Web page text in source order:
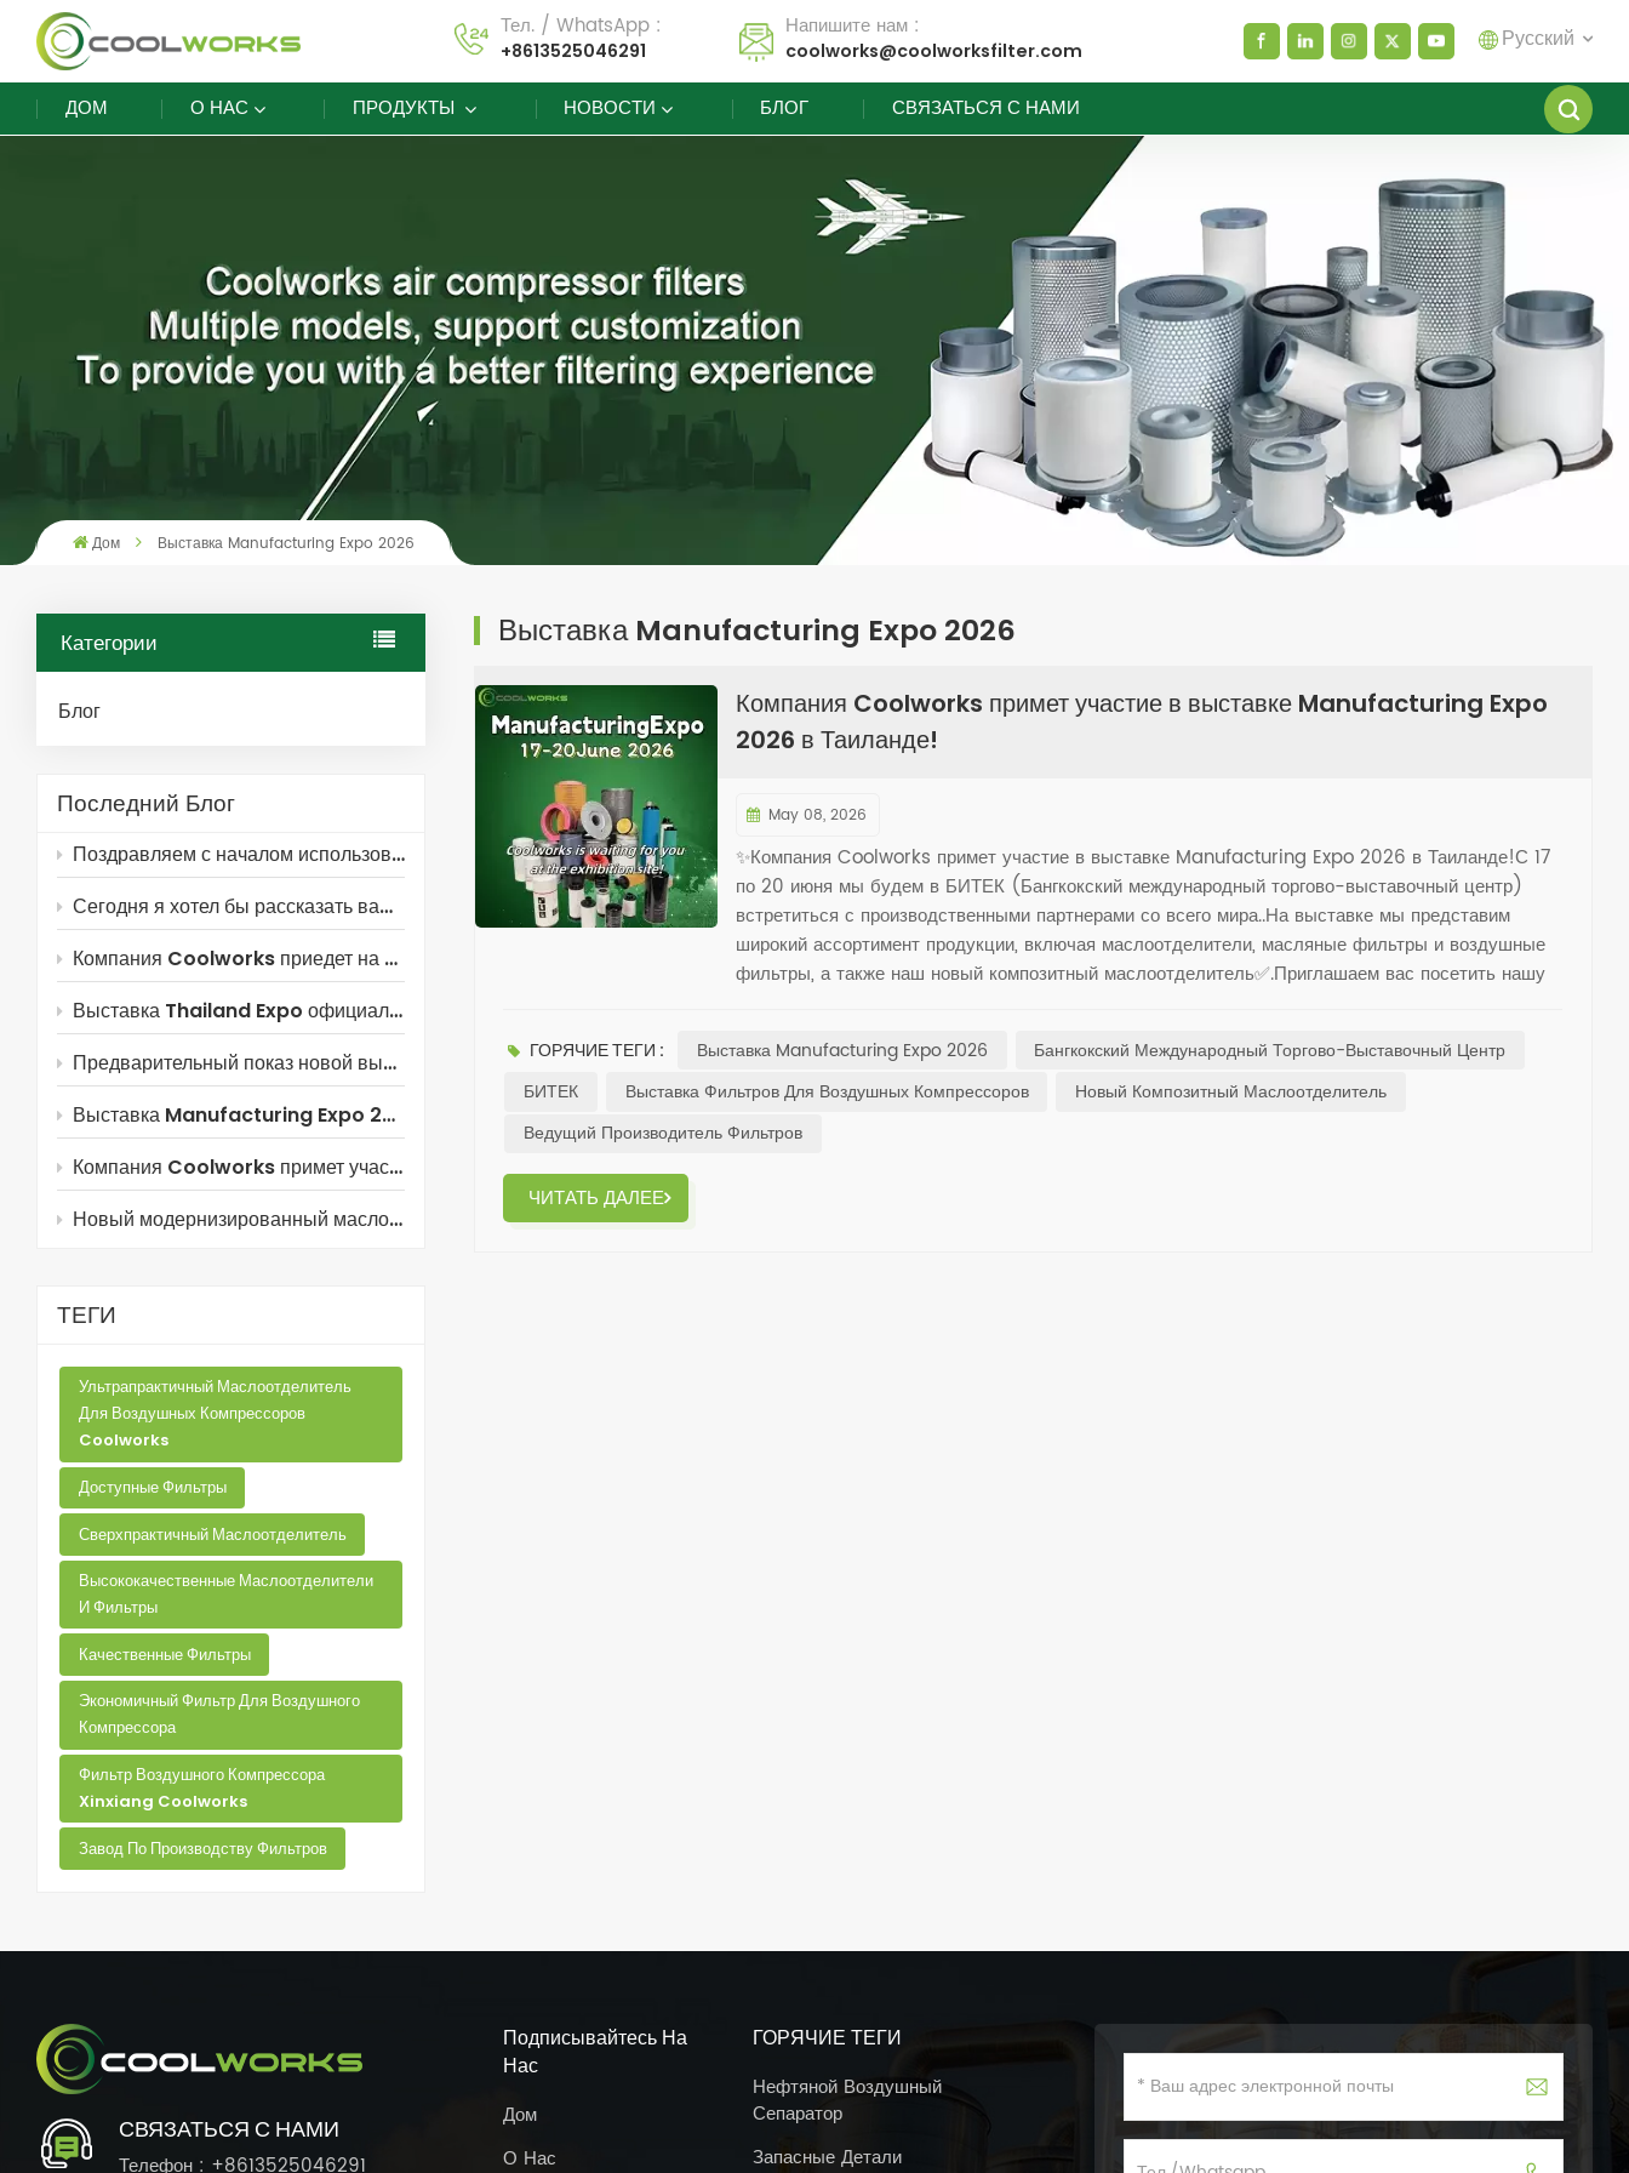
Тел. / WhatsApp :
+8613525046291
Напишите нам :
coolworks@coolworksfilter.com Русский
español
العربية
русский
Melayu
ДОМ О НАС ПРОДУКТЫ НОВОСТИ БЛОГ СВЯЗАТЬСЯ С НАМИ
Дом Выставка Manufacturing Expo 2026
Категории
Блог
Последний Блог
Поздравляем с началом использования средств Coolworks!
Сегодня я хотел бы рассказать вам о фильтре для воздушного компрессора Xinxiang Coolworks ~
Компания Coolworks приедет на Российскую промышленную выставку!
Выставка Thailand Expo официально открыта! Компания Coolworks ждёт вас!
Предварительный показ новой выставки Coolworks — Россия!
Выставка Manufacturing Expo 2026 в Таиланде вот-вот начнётся!
Компания Coolworks примет участие в выставке Manufacturing Expo 2026 в Таиланде!
Новый модернизированный маслоотделитель из композитных материалов от компании Coolworks!
ТЕГИ
Ультрапрактичный Маслоотделитель
Для Воздушных Компрессоров
Coolworks
Доступные Фильтры
Сверхпрактичный Маслоотделитель
Высококачественные Маслоотделители
И Фильтры
Качественные Фильтры
Экономичный Фильтр Для Воздушного
Компрессора
Фильтр Воздушного Компрессора
Xinxiang Coolworks
Завод По Производству Фильтров
Выставка Manufacturing Expo 2026
Компания Coolworks примет участие в выставке Manufacturing Expo
2026 в Таиланде!
May 08, 2026
✨Компания Coolworks примет участие в выставке Manufacturing Expo 2026 в Таиланде!С 17
по 20 июня мы будем в БИТЕК (Бангкокский международный торгово-выставочный центр)
встретиться с производственными партнерами со всего мира..На выставке мы представим
широкий ассортимент продукции, включая маслоотделители, масляные фильтры и воздушные
фильтры, а также наш новый композитный маслоотделитель✅.Приглашаем вас посетить нашу
ГОРЯЧИЕ ТЕГИ : Выставка Manufacturing Expo 2026
Бангкокский Международный Торгово-Выставочный Центр
БИТЕК
Выставка Фильтров Для Воздушных Компрессоров
Новый Композитный Маслоотделитель
Ведущий Производитель Фильтров
ЧИТАТЬ ДАЛЕЕ
СВЯЗАТЬСЯ С НАМИ
Телефон : +8613525046291
Подписывайтесь На
Нас
Дом
О Нас
ГОРЯЧИЕ ТЕГИ
Нефтяной Воздушный
Сепаратор
Запасные Детали